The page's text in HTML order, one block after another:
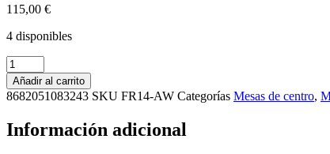
115,00 €
4 disponibles
Mesa
mediana
con
2
cantidad
Añadir al carrito
8682051083243 SKU FR14-AW Categorías Mesas de centro,
Información adicional